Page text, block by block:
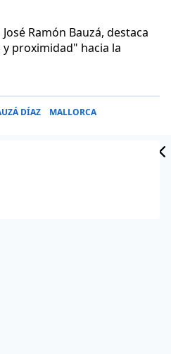
Ramón Bauzá, destaca
proximidad" hacia la
DÍAZ MALLORCA
Ramón Bauzá, ha